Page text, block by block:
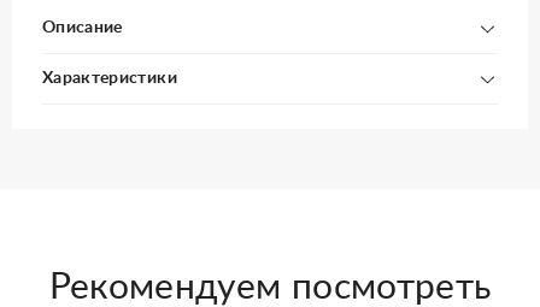
Описание
Характеристики
Рекомендуем посмотреть